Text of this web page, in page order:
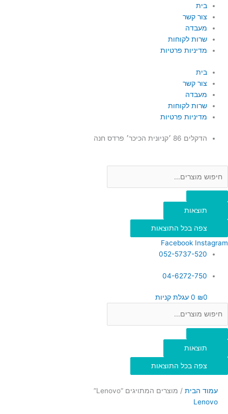
דילוג
לתוכן
בית
צור קשר
מעבדה
שרות לקוחות
מדיניות פרטיות
בית
צור קשר
מעבדה
שרות לקוחות
מדיניות פרטיות
הדקלים 86 ׳קניונית הכיכר׳ פרדס חנה
Search
תוצאות
צפה בכל התוצאות
Facebook Instagram
052-5737-520
04-6272-750
₪0
0 עגלת קניות
Search
תוצאות
צפה בכל התוצאות
עמוד הבית / מוצרים המתויגים “Lenovo”
Lenovo